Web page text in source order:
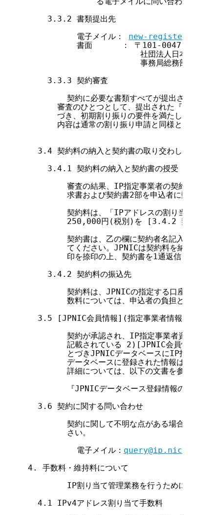
    3.3.2 書類提出先
          電子メイル：
new-
書面      ： 〒101-0047　東京都　
社団法人日本ネットワ
事務局総務部契約・入
    3.3.3 契約審査
契約に必要な書類すべてが提出された時点
審査のひとつとして、提出された『初期割り
づき、初期割り振りの要件を満たしているか
内容は通常の割り振り申請と同様となります
  3.4 契約料の納入と契約書の取り交わし
    3.4.1 契約料の納入と契約書の授受
審査の結果、IP指定事業者の契約が認め
求書および契約書2部を申込者に郵送しま
契約料は、「IPアドレスの割り当て等に関
250,000円(税別)を [3.4.2 契約料の振
契約書は、乙の欄に契約者名記入および
てください。JPNICは契約料を納入された
        印を捺印の上、契約書を1通返信します。
    3.4.2 契約料の振込先
契約料は、JPNICの指定する口座に振り込
        数料については、申込者の負担とします。
3.5 [JPNIC会員情報](指定事業者情報)登録に
契約が承認され、IP指定事業者資格が発
記載されている 2)[JPNIC会員情報](指
とづきJPNICデータベースにIP指定事業者
データベースに登録された情報は公開され
詳細については、以下の文書を参照してく
『JPNICデータベース登録情報の取扱い等
  3.6 契約に関する問い合わせ
契約に関して不明な点がある場合には、下
        さい。
          電子メイル：
query@ip.nic.ad.jp
4. 手数料・維持料について
IP割り当て管理業務を行うためには、以下
  4.1 IPv4アドレス割り当て手数料